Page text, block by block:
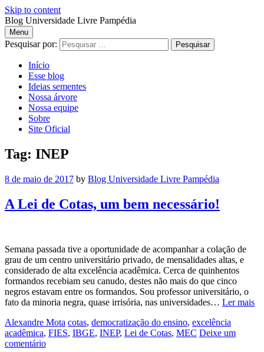
Skip to content
Blog Universidade Livre Pampédia
Blog
Universidade
Livre
Pampédia
Menu
Pesquisar por:
Início
Esse blog
Ideias sementes
Nossa árvore
Nossa equipe
Sobre
Site Oficial
Tag: INEP
8 de maio de 2017 by Blog Universidade Livre Pampédia
A Lei de Cotas, um bem necessário!
Semana passada tive a oportunidade de acompanhar a colação de
grau de um centro universitário privado, de mensalidades altas, e
considerado de alta excelência acadêmica. Cerca de quinhentos
formandos recebiam seu canudo, destes não mais do que cinco
negros estavam entre os formandos. Sou professor universitário, o
fato da minoria negra, quase irrisória, nas universidades… Ler mais
Alexandre Mota cotas, democratização do ensino, excelência
acadêmica, FIES, IBGE, INEP, Lei de Cotas, MEC Deixe um
comentário